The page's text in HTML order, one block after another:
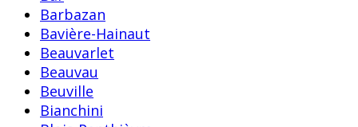
Barbazan
Bavière-Hainaut
Beauvarlet
Beauvau
Beuville
Bianchini